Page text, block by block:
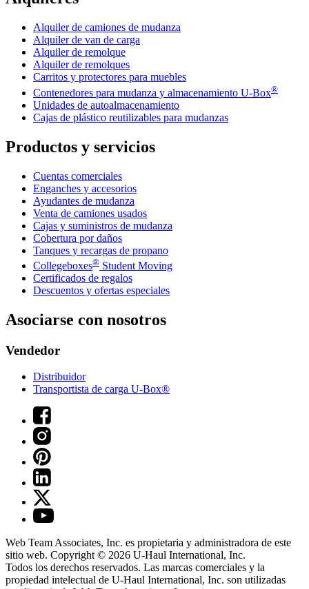
Alquiler de camiones de mudanza
Alquiler de van de carga
Alquiler de remolque
Alquiler de remolques
Carritos y protectores para muebles
Contenedores para mudanza y almacenamiento U-Box®
Unidades de autoalmacenamiento
Cajas de plástico reutilizables para mudanzas
Productos y servicios
Cuentas comerciales
Enganches y accesorios
Ayudantes de mudanza
Venta de camiones usados
Cajas y suministros de mudanza
Cobertura por daños
Tanques y recargas de propano
Collegeboxes® Student Moving
Certificados de regalos
Descuentos y ofertas especiales
Asociarse con nosotros
Vendedor
Distribuidor
Transportista de carga U-Box®
Web Team Associates, Inc. es propietaria y administradora de este
sitio web. Copyright © 2026 U-Haul International, Inc.
Todos los derechos reservados. Las marcas comerciales y la
propiedad intelectual de U-Haul International, Inc. son utilizadas